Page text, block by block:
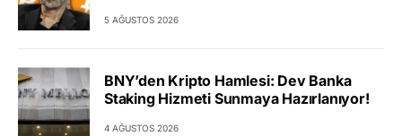
5 AĞUSTOS 2026
BNY’den Kripto Hamlesi: Dev Banka
Staking Hizmeti Sunmaya Hazırlanıyor!
4 AĞUSTOS 2026